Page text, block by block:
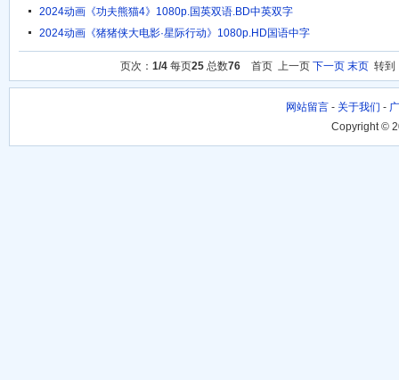
2024动画《功夫熊猫4》1080p.国英双语.BD中英双字
2024动画《猪猪侠大电影·星际行动》1080p.HD国语中字
页次： 1/4 每页25 总数76 首页 上一页 下一页 末页 转
网站留言 - 关于我们 -
Copyright ©